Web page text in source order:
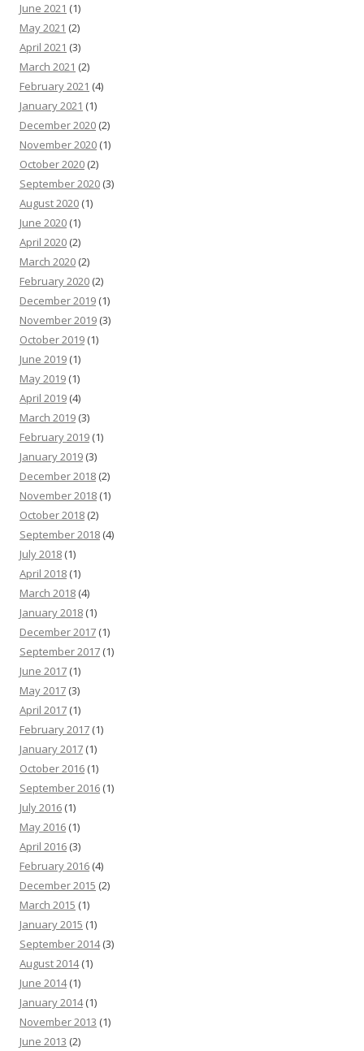
June 2021 (1)
May 2021 (2)
April 2021 (3)
March 2021 (2)
February 2021 (4)
January 2021 (1)
December 2020 (2)
November 2020 (1)
October 2020 (2)
September 2020 (3)
August 2020 (1)
June 2020 (1)
April 2020 (2)
March 2020 (2)
February 2020 (2)
December 2019 (1)
November 2019 (3)
October 2019 (1)
June 2019 (1)
May 2019 (1)
April 2019 (4)
March 2019 (3)
February 2019 (1)
January 2019 (3)
December 2018 (2)
November 2018 (1)
October 2018 (2)
September 2018 (4)
July 2018 (1)
April 2018 (1)
March 2018 (4)
January 2018 (1)
December 2017 (1)
September 2017 (1)
June 2017 (1)
May 2017 (3)
April 2017 (1)
February 2017 (1)
January 2017 (1)
October 2016 (1)
September 2016 (1)
July 2016 (1)
May 2016 (1)
April 2016 (3)
February 2016 (4)
December 2015 (2)
March 2015 (1)
January 2015 (1)
September 2014(3)
August 2014(1)
June 2014(1)
January 2014(1)
November 2013 (1)
June 2013 (2)